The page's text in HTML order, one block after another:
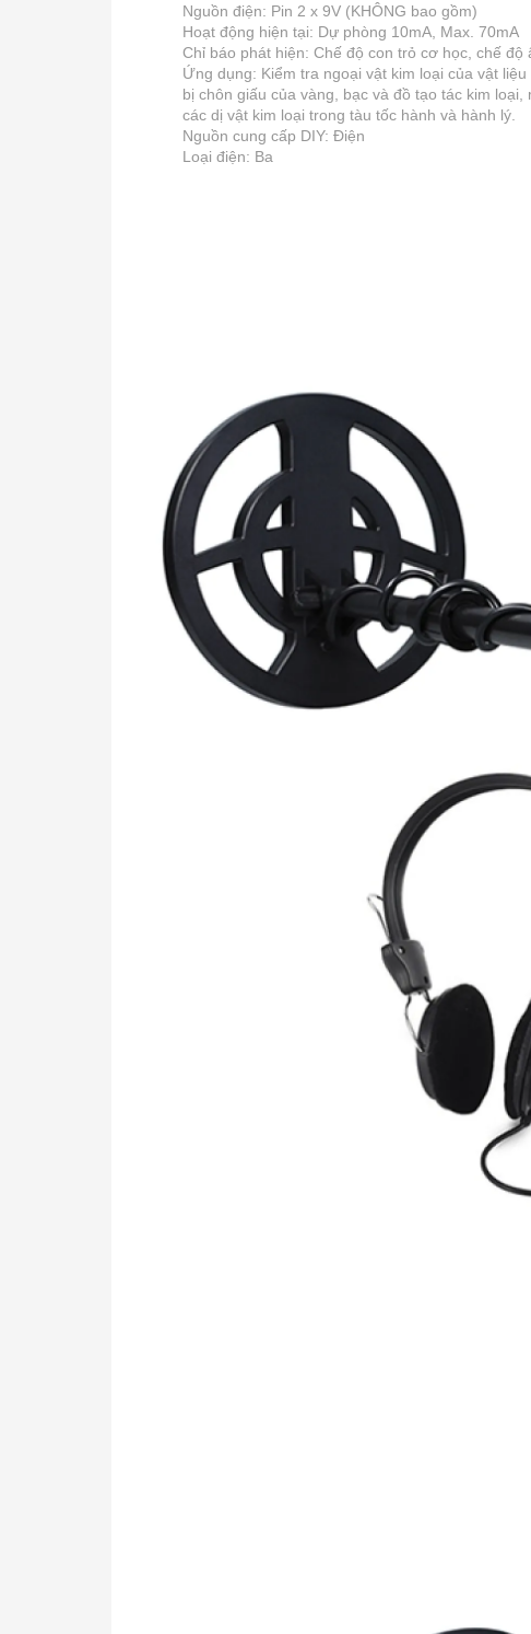
Nguồn điện: Pin 2 x 9V (KHÔNG bao gồm)
Hoạt động hiện tại: Dự phòng 10mA, Max. 70mA
Chỉ báo phát hiện: Chế độ con trỏ cơ học, chế độ
Ứng dụng: Kiểm tra ngoại vật kim loại của vật
bị chôn giấu của vàng, bạc và đồ tạo tác kim
các dị vật kim loại trong tàu tốc hành và hành lý.
Nguồn cung cấp DIY: Điện
Loại điện: Ba